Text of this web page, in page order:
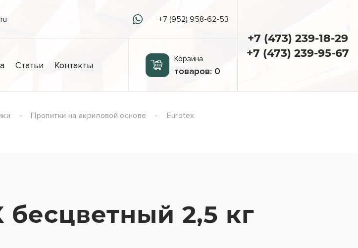
+7 (952) 958-62-53
Статьи Контакты
Корзина
товаров: 0
+7 (473) 239-18-29
+7 (473) 239-95-67
Пропитки на акриловой основе
Eurotex
бесцветный 2,5 кг